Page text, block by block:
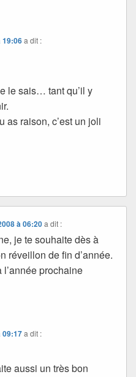
19:06a dit :
le sais… tant qu’il y
as raison, c’est un joli
à 06:20 a dit :
je te souhaite dès à
réveillon de fin d’année.
l’année prochaine
09:17a dit :
aussi un très bon